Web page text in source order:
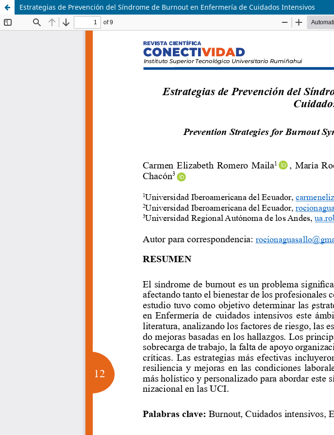
Estrategias de Prevención del Síndrome de Burnout en Enfermería de Cuidados Intensivos